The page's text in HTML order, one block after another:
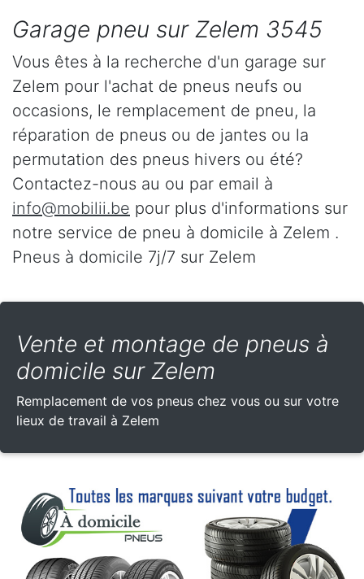
Garage pneu sur Zelem 3545
Vous êtes à la recherche d'un garage sur
Zelem pour l'achat de pneus neufs ou
occasions, le remplacement de pneu, la
réparation de pneus ou de jantes ou la
permutation des pneus hivers ou été?
Contactez-nous au ou par email à
info@mobilii.be pour plus d'informations sur
notre service de pneu à domicile à Zelem .
Pneus à domicile 7j/7 sur Zelem
Vente et montage de pneus à
domicile sur Zelem
Remplacement de vos pneus chez vous ou sur votre
lieux de travail à Zelem